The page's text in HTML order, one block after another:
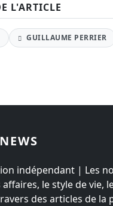
L'ARTICLE
GUILLAUME PERRIER
indépendant | Les
le style de vie,
des articles de la